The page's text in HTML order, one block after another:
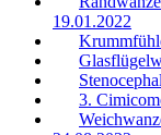
19.01.2022
3.